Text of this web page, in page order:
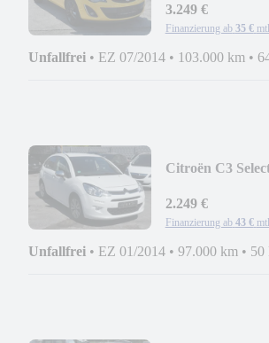
3.249 €
Finanzierung ab 35 € mtl.
Unfallfrei • EZ 07/2014 • 103.000 km •
Citroën C3
2.249 €
Finanzierung ab 43 € mtl.
Unfallfrei • EZ 01/2014 • 97.000 km • 50